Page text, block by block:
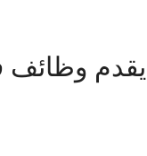
يقدم وظائف